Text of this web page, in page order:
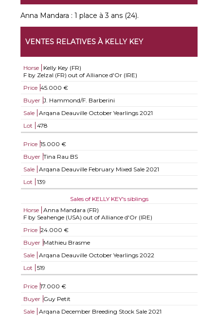
Anna Mandara : 1 place à 3 ans (24).
VENTES RELATIVES À KELLY KEY
Horse
Kelly Key (FR)
F by Zelzal (FR) out of Alliance d'Or (IRE)
Price 45.000 €
Buyer J. Hammond/F. Barberini
Sale
Arqana Deauville October Yearlings 2021
Lot
478
Price 15.000 €
Buyer Tina Rau BS
Sale
Arqana Deauville February Mixed Sale 2021
Lot
139
Sales of KELLY KEY's siblings
Horse
Anna Mandara (FR)
F by Seahenge (USA) out of Alliance d'Or (IRE)
Price 24.000 €
Buyer Mathieu Brasme
Sale
Arqana Deauville October Yearlings 2022
Lot
519
Price 17.000 €
Buyer Guy Petit
Sale
Arqana December Breeding Stock Sale 2021